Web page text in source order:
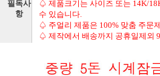
필독사
항
♤ 제품크기는 사이즈 또는 14K/
수 있습니다.
♤ 주얼리 제품은 100% 맞춤 주문
♤ 제작에서 배송까지 공휴일제외